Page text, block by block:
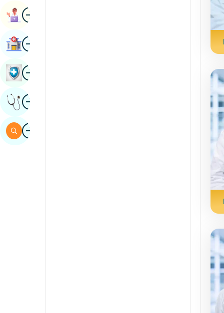
ImahenPaghirang Ng Aklat
ImahenMaghanap Ng Ospital
ImahenBook Health Checkup
ImahenKumuha Ng Opinyon Ng Dalubhasa
ImahenMaghanap